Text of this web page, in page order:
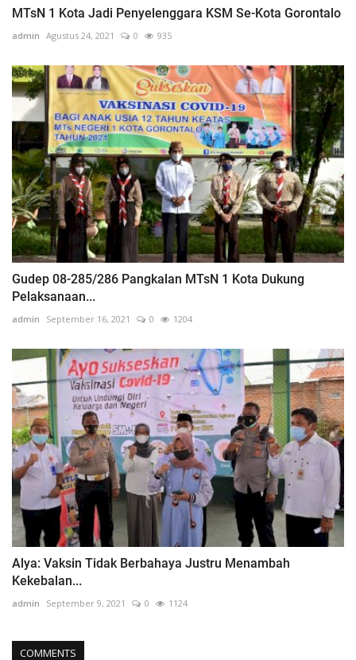
MTsN 1 Kota Jadi Penyelenggara KSM Se-Kota Gorontalo
admin Agustus 24, 2021 0 935
Gudep 08-285/286 Pangkalan MTsN 1 Kota Dukung
Pelaksanaan...
admin September 16, 2021 0 1204
Alya: Vaksin Tidak Berbahaya Justru Menambah
Kekebalan...
admin September 9, 2021 0 1124
COMMENTS